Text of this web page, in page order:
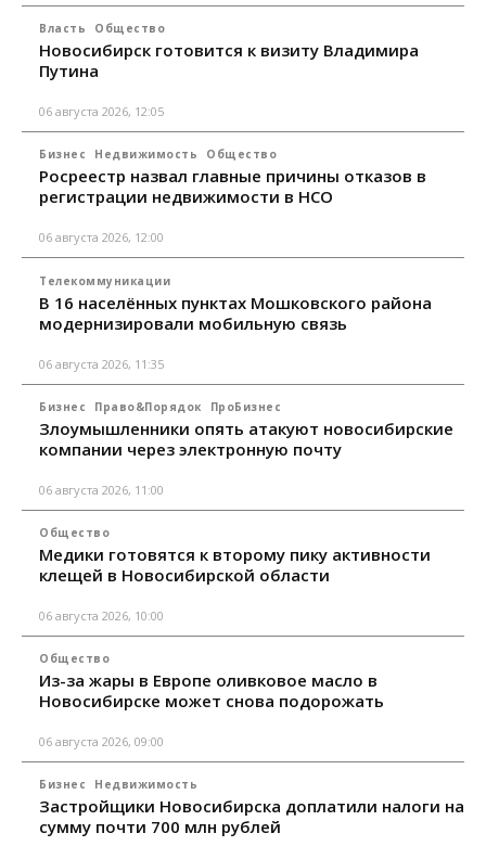
Власть Общество
Новосибирск готовится к визиту Владимира
Путина
06 августа 2026, 12:05
Бизнес Недвижимость Общество
Росреестр назвал главные причины отказов в
регистрации недвижимости в НСО
06 августа 2026, 12:00
Телекоммуникации
В 16 населённых пунктах Мошковского района
модернизировали мобильную связь
06 августа 2026, 11:35
Бизнес Право&Порядок ПроБизнес
Злоумышленники опять атакуют новосибирские
компании через электронную почту
06 августа 2026, 11:00
Общество
Медики готовятся к второму пику активности
клещей в Новосибирской области
06 августа 2026, 10:00
Общество
Из-за жары в Европе оливковое масло в
Новосибирске может снова подорожать
06 августа 2026, 09:00
Бизнес Недвижимость
Застройщики Новосибирска доплатили налоги на
сумму почти 700 млн рублей